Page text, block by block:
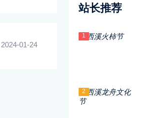
2024-01-24
站长推荐
1
2